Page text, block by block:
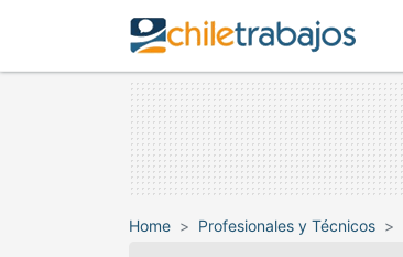
Home Profesionales y Técnicos